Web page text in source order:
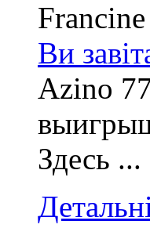
Francine
Ви
Azino
Здесь ...